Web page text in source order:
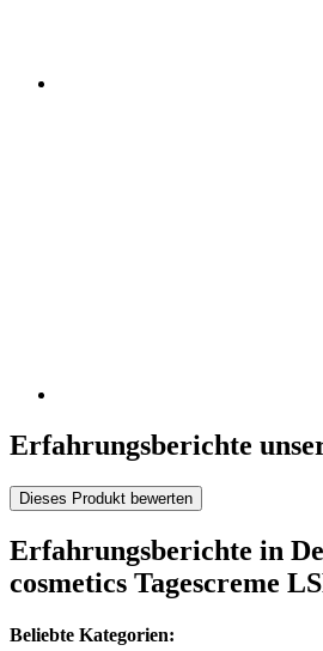
Erfahrungsberichte
Dieses Produkt bewerten
Erfahrungsberichte in
cosmetics Tagescreme
Beliebte Kategorien: